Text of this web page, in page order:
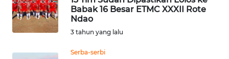
Babak 16 Besar ETMC XXXII Rote
Ndao
3 tahun yang lalu
Serba-serbi
LABUAN
BAJO